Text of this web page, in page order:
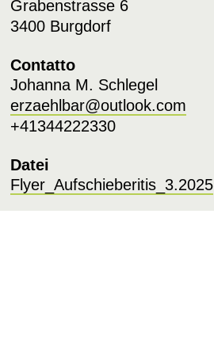
Grabenstrasse 6
3400 Burgdorf
Contatto
Johanna M. Schlegel
erzaehlbar@outlook.com
+41344222330
Datei
Flyer_Aufschieberitis_3.2025